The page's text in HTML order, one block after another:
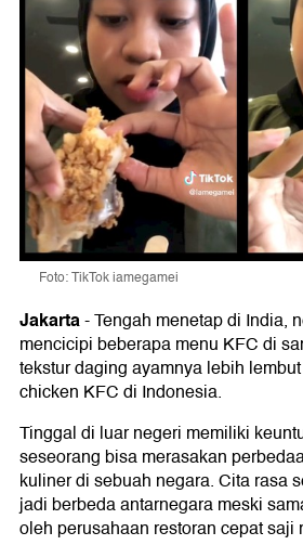
Foto: TikTok iamegamei
Jakarta-Tengah menetap di India,
mencicipi beberapa menu KFC di
tekstur daging ayamnya lebih
chicken KFC di Indonesia.
Tinggal di luar negeri memiliki
seseorang bisa merasakan
kuliner di sebuah negara. Cita rasa
jadi berbeda antarnegara meski
oleh perusahaan restoran cepat saji